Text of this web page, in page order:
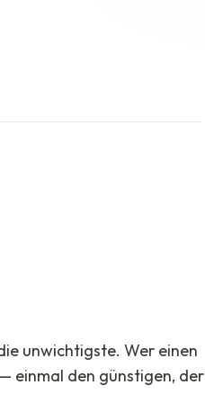
unwichtigste. Wer einen
einmal den günstigen, der